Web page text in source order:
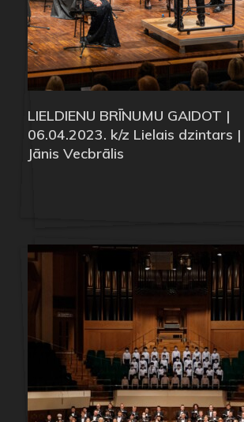
LIELDIENU BRĪNUMU GAIDOT |
06.04.2023. k/z Lielais dzintars
Jānis Vecbrālis